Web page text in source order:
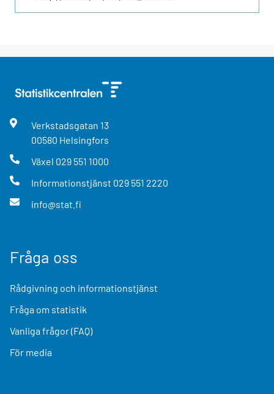
Verkstadsgatan 13
00580 Helsingfors
Växel 029 551 1000
Informationstjänst 029 551 2220
info@stat.fi
Fråga oss
Rådgivning och informationstjänst
Fråga om statistik
Vanliga frågor (FAQ)
För media